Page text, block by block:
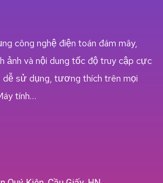
công nghệ điện toán đám mây,
ảnh và nội dung tốc độ truy cập cực
dễ sử dụng, tương thích trên mọi
tính…